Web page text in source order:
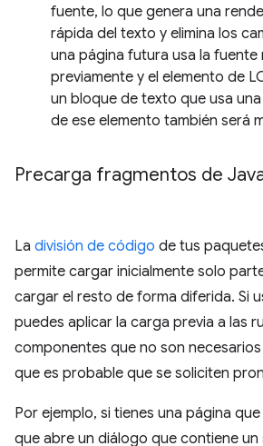
fuente, lo que genera una
rápida del texto y elimina los
una página futura usa la fuente
previamente y el elemento de
un bloque de texto que usa
de ese elemento también será
Precarga fragmentos de
La división de código de tus
permite cargar inicialmente solo
cargar el resto de forma diferida. Si
puedes aplicar la carga previa a las
componentes que no son
que es probable que se soliciten
Por ejemplo, si tienes una página
que abre un diálogo que contiene un